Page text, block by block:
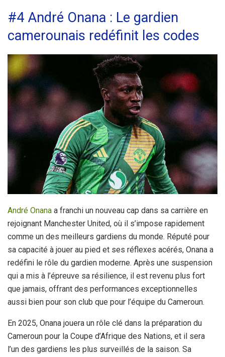
#4 André Onana : Le gardien
camerounais redéfinit les codes
André Onana a franchi un nouveau cap dans sa carrière en
rejoignant Manchester United, où il s’impose rapidement
comme un des meilleurs gardiens du monde. Réputé pour
sa capacité à jouer au pied et ses réflexes acérés, Onana a
redéfini le rôle du gardien moderne. Après une suspension
qui a mis à l’épreuve sa résilience, il est revenu plus fort
que jamais, offrant des performances exceptionnelles
aussi bien pour son club que pour l’équipe du Cameroun.
En 2025, Onana jouera un rôle clé dans la préparation du
Cameroun pour la Coupe d’Afrique des Nations, et il sera
l’un des gardiens les plus surveillés de la saison. Sa